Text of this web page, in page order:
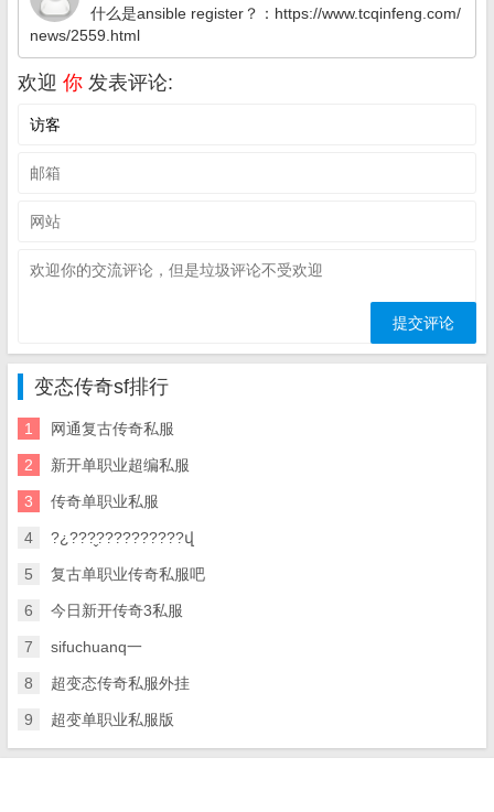
什么是ansible register？：https://www.tcqinfeng.com/
news/2559.html
欢迎 你 发表评论:
变态传奇sf排行
1 网通复古传奇私服
2 新开单职业超编私服
3 传奇单职业私服
4 ?¿???̬??????????վ
5 复古单职业传奇私服吧
6 今日新开传奇3私服
7 sifuchuanq一
8 超变态传奇私服外挂
9 超变单职业私服版